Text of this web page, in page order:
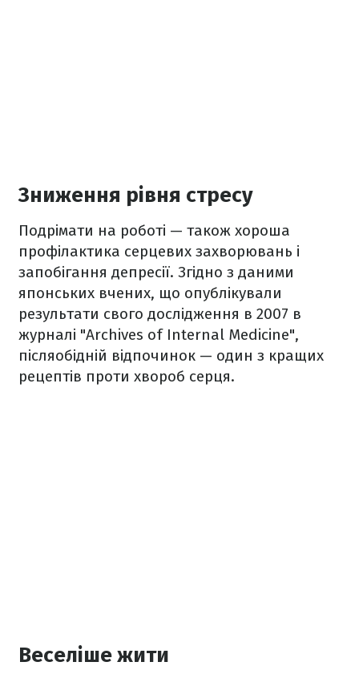
Зниження рівня стресу
Подрімати на роботі — також хороша
профілактика серцевих захворювань і
запобігання депресії. Згідно з даними
японських вчених, що опублікували
результати свого дослідження в 2007 в
журналі "Archives of Internal Medicine",
післяобідній відпочинок — один з кращих
рецептів проти хвороб серця.
Веселіше жити